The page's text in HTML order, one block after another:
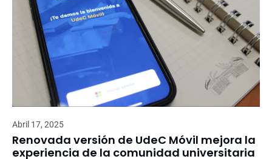
Abril 17, 2025
Renovada versión de UdeC Móvil mejora la
experiencia de la comunidad universitaria